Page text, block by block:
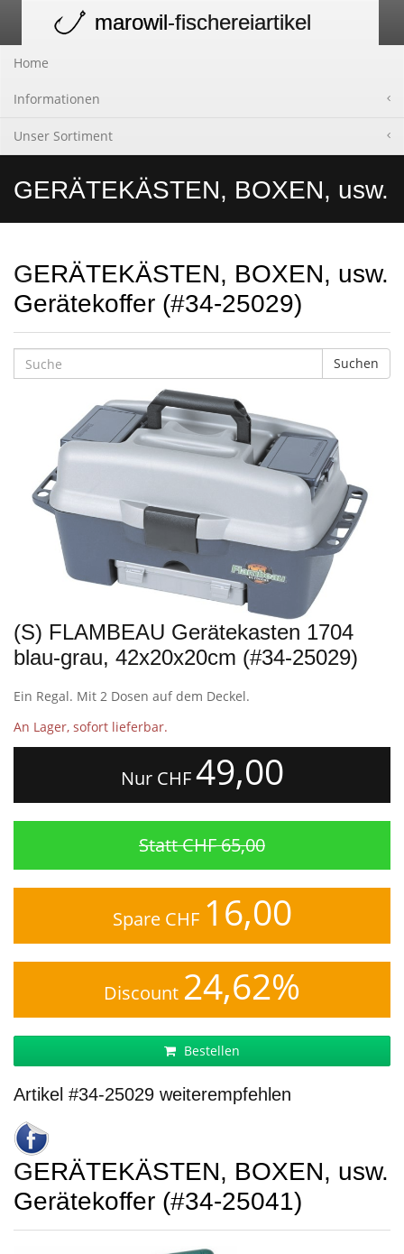
navigation
marowil-fischereiartikel
Home
Informationen
Unser Sortiment
GERÄTEKÄSTEN, BOXEN, usw.
GERÄTEKÄSTEN, BOXEN, usw.
Gerätekoffer (#34-25029)
Suchen
(S) FLAMBEAU Gerätekasten 1704
blau-grau, 42x20x20cm (#34-25029)
Ein Regal. Mit 2 Dosen auf dem Deckel.
An Lager, sofort lieferbar.
Nur CHF49,00
Statt CHF 65,00
Spare CHF 16,00
Discount 24,62%
Bestellen
Artikel #34-25029 weiterempfehlen
GERÄTEKÄSTEN, BOXEN, usw.
Gerätekoffer (#34-25041)